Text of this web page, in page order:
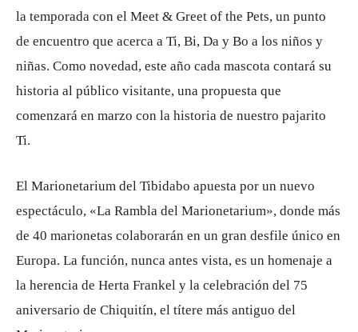
la temporada con el Meet & Greet of the Pets, un punto
de encuentro que acerca a Ti, Bi, Da y Bo a los niños y
niñas. Como novedad, este año cada mascota contará su
historia al público visitante, una propuesta que
comenzará en marzo con la historia de nuestro pajarito
Ti.
El Marionetarium del Tibidabo apuesta por un nuevo
espectáculo, «La Rambla del Marionetarium», donde más
de 40 marionetas colaborarán en un gran desfile único en
Europa. La función, nunca antes vista, es un homenaje a
la herencia de Herta Frankel y la celebración del 75
aniversario de Chiquitín, el títere más antiguo del